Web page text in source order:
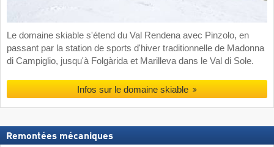
Le domaine skiable s'étend du Val Rendena avec Pinzolo, en
passant par la station de sports d'hiver traditionnelle de Madonna
di Campiglio, jusqu'à Folgàrida et Marilleva dans le Val di Sole.
Infos sur le domaine skiable
Remontées mécaniques